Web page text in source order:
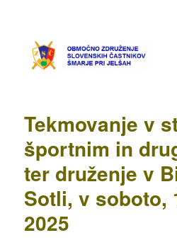
Tekmovanje v
športnim in
ter druženje v
Sotli, v soboto,
2025